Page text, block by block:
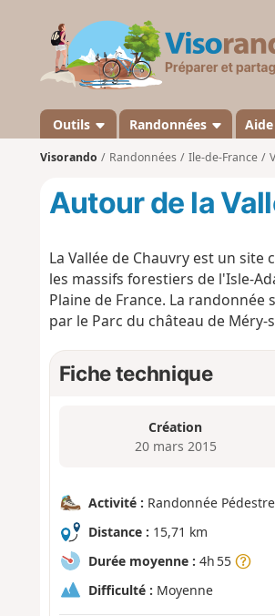
Outils Randonnées
Visorando Randonnées Ile-de-France
Autour de la
La Vallée de Chauvry est un
les massifs forestiers de l'Isle-
Plaine de France. La
par le Parc du château de Méry-
Fiche technique
Création
20 mars 2015
Activité : Randonnée Pédestre
Distance : 15,71 km
Durée moyenne : 4h 55
Difficulté : Moyenne